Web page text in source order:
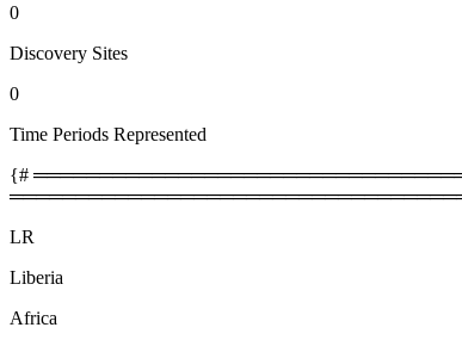
0
Discovery Sites
0
Time Periods Represented
{#
LR
Liberia
Africa